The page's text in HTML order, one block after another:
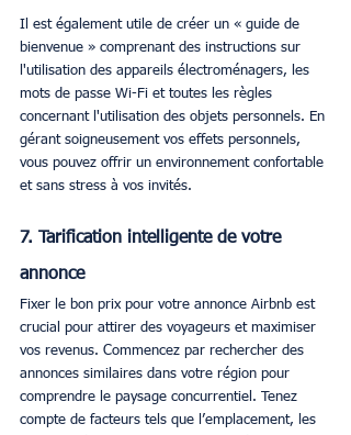
Il est également utile de créer un « guide de
bienvenue » comprenant des instructions sur
l'utilisation des appareils électroménagers, les
mots de passe Wi-Fi et toutes les règles
concernant l'utilisation des objets personnels. En
gérant soigneusement vos effets personnels,
vous pouvez offrir un environnement confortable
et sans stress à vos invités.
7. Tarification intelligente de votre
annonce
Fixer le bon prix pour votre annonce Airbnb est
crucial pour attirer des voyageurs et maximiser
vos revenus. Commencez par rechercher des
annonces similaires dans votre région pour
comprendre le paysage concurrentiel. Tenez
compte de facteurs tels que l’emplacement, les